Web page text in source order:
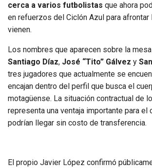
FALCONS
PANTHERS
TRAIL BLAZERS
JAZZ
cerca a varios futbolistas que ahora
en refuerzos del Ciclón Azul para
vienen.
Los nombres que aparecen sobre la
Santiago Díaz, José “Tito” Gálvez y
tres jugadores que actualmente se
encajan dentro del perfil que busca el
motagüense. La situación contractual de
representa una ventaja importante para el
podrían llegar sin costo de transferencia.
El propio Javier López confirmó